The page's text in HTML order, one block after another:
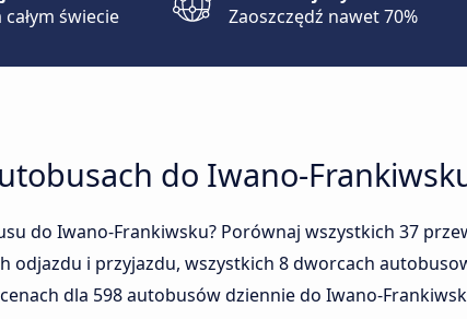
świecie
Zaoszczędź nawet 70%
do Iwano-
do Iwano-Frankiwsku? Porównaj wszystkich 37
odjazdu i przyjazdu, wszystkich 8 dworcach
dla 598 autobusów dziennie do Iwano-